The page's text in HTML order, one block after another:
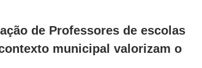
de Professores de escolas
municipal valorizam o